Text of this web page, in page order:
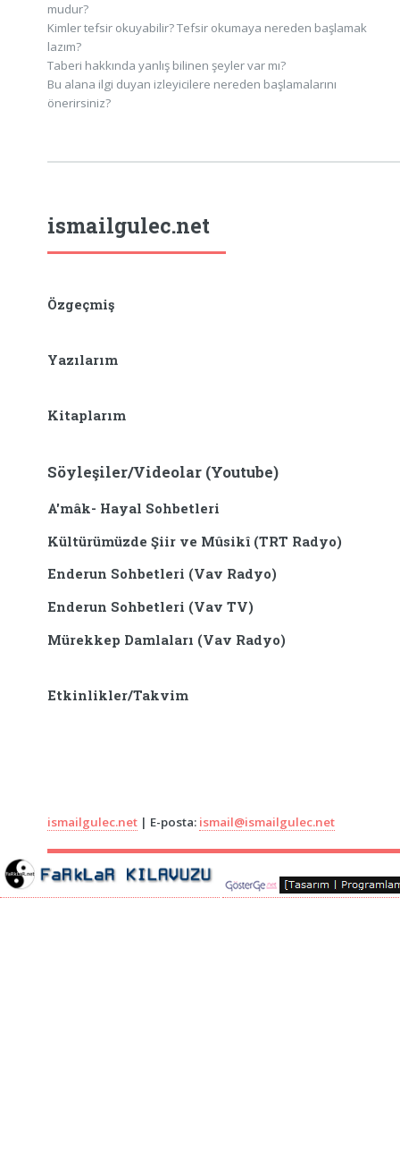
mudur?
Kimler tefsir okuyabilir? Tefsir okumaya nereden başlamak
lazım?
Taberi hakkında yanlış bilinen şeyler var mı?
Bu alana ilgi duyan izleyicilere nereden başlamalarını
önerirsiniz?
ismailgulec.net
Özgeçmiş
Yazılarım
Kitaplarım
Söyleşiler/Videolar (Youtube)
A'mâk- Hayal Sohbetleri
Kültürümüzde Şiir ve Mûsikî (TRT Radyo)
Enderun Sohbetleri (Vav Radyo)
Enderun Sohbetleri (Vav TV)
Mürekkep Damlaları (Vav Radyo)
Etkinlikler/Takvim
ismailgulec.net | E-posta: ismail@ismailgulec.net